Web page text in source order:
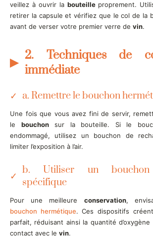
veillez à ouvrir la bouteilleproprement.
retirer la capsule et vérifiez que le col de la
avant de verser votre premier verre de vin.
2. Techniques de
immédiate
a. Remettre le bouchon
Une fois que vous avez fini de servir,
le bouchonsur la bouteille. Si le
endommagé, utilisez un bouchon de
limiter l’exposition à l’air.
b. Utiliser un bouchon
spécifique
Pour une meilleure conservation,
bouchon hermétique. Ces dispositifs
parfait, réduisant ainsi la quantité
contact avec le vin.